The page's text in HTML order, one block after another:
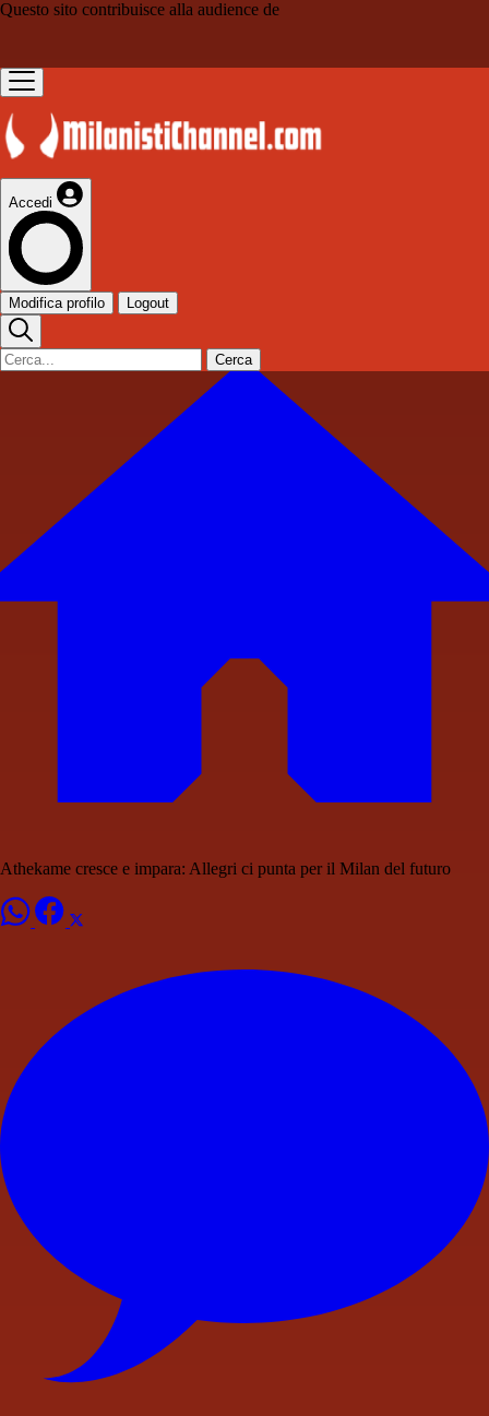
Questo sito contribuisce alla audience de
Accedi
Modifica profilo Logout
Cerca
Athekame cresce e impara: Allegri ci punta per il Milan del futuro